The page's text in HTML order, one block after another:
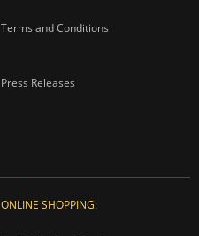
Terms and Conditions
Press Releases
ONLINE SHOPPING: